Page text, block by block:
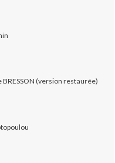
BRESSON (version restaurée)